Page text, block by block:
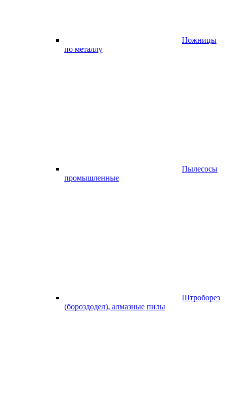
Ножницы
по металлу
Пылесосы
промышленные
Штроборез
(бороздодел), алмазные пилы